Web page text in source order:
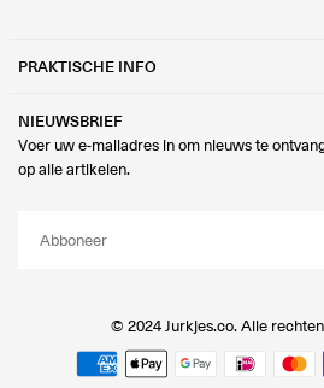
PRAKTISCHE INFO
NIEUWSBRIEF
Voer uw e-mailadres in om nieuws te
op alle artikelen.
© 2024 Jurkjes.co. Alle